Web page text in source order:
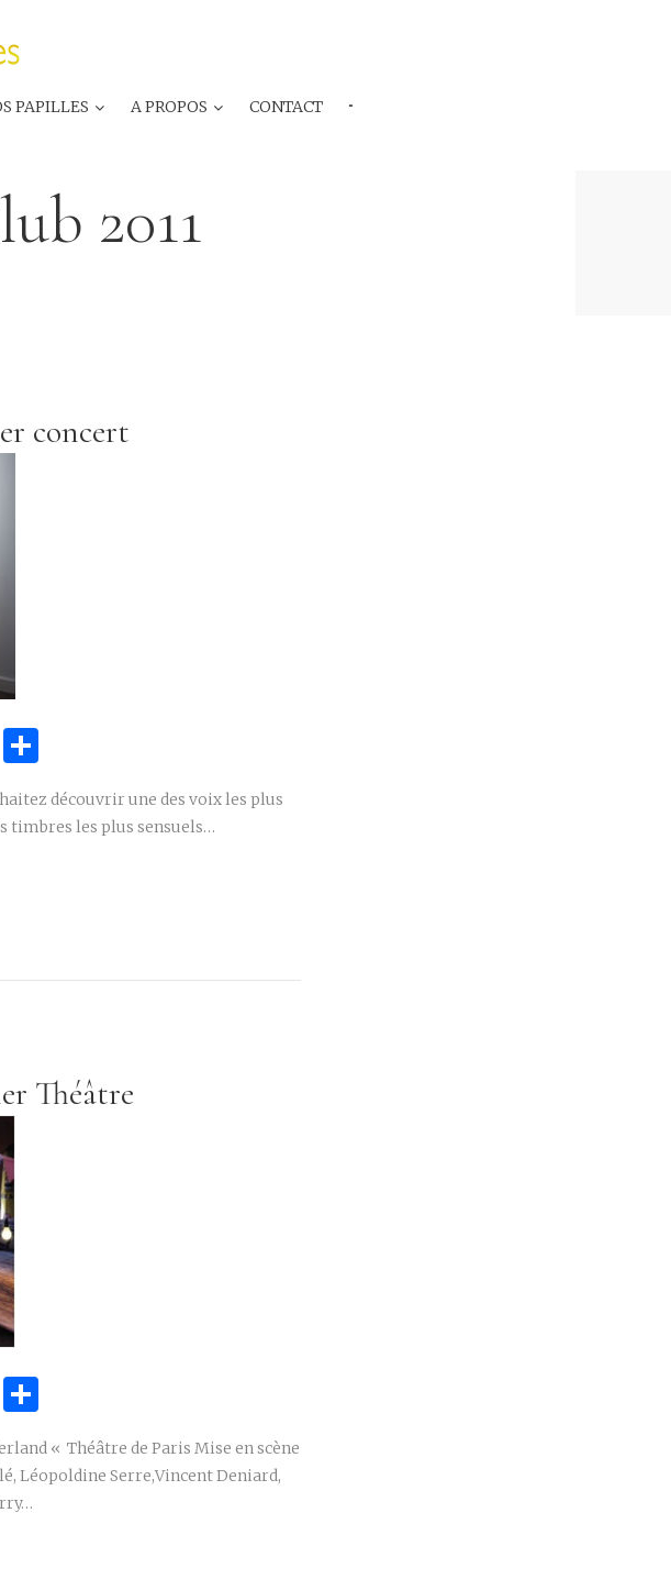
PAPILLES A PROPOS CONTACT ···
2011
concert
Pinterest
découvrir une des voix les plus
timbres les plus sensuels…
Théâtre
Pinterest
« Théâtre de Paris Mise en scène
Léopoldine Serre,Vincent Deniard,